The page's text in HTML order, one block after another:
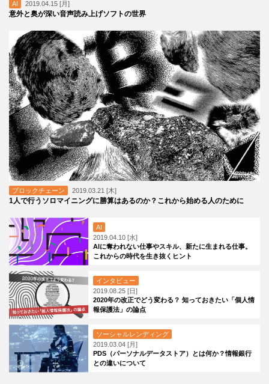
AI 2019.04.15 [月]
意外と奥が深い音声読み上げソフトの世界
ブロックチェーン 2019.03.21 [木]
1人で行うソロマイニングに勝算はあるのか？これから始める人のために
AI
2019.04.10 [水]
AIに奪われない仕事やスキル、新たに生まれる仕事。
これからの時代を生き抜くヒント
インタビュー
2019.08.25 [日]
2020年の改正でどう変わる？ 知っておきたい「個人情
報保護法」の論点
ソーシャルレンディング
2019.03.04 [月]
PDS（パーソナルデータストア）とは何か？情報銀行
との違いについて